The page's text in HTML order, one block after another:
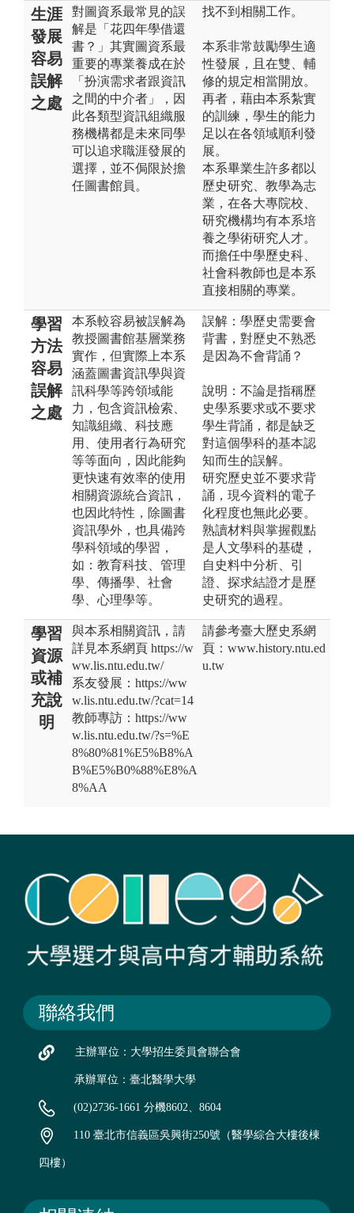
生涯
發展
容易
誤解
之處
對圖資系最常見的誤
解是「花四年學借還
書？」其實圖資系最
重要的專業養成在於
「扮演需求者跟資訊
之間的中介者」，因
此各類型資訊組織服
務機構都是未來同學
可以追求職涯發展的
選擇，並不侷限於擔
任圖書館員。
找不到相關工作。
本系非常鼓勵學生適
性發展，且在雙、輔
修的規定相當開放。
再者，藉由本系紮實
的訓練，學生的能力
足以在各領域順利發
展。
本系畢業生許多都以
歷史研究、教學為志
業，在各大專院校、
研究機構均有本系培
養之學術研究人才。
而擔任中學歷史科、
社會科教師也是本系
直接相關的專業。
學習
方法
容易
誤解
之處
本系較容易被誤解為
教授圖書館基層業務
實作，但實際上本系
涵蓋圖書資訊學與資
訊科學等跨領域能
力，包含資訊檢索、
知識組織、科技應
用、使用者行為研究
等等面向，因此能夠
更快速有效率的使用
相關資源統合資訊，
也因此特性，除圖書
資訊學外，也具備跨
學科領域的學習，
如：教育科技、管理
學、傳播學、社會
學、心理學等。
誤解：學歷史需要會
背書，對歷史不熟悉
是因為不會背誦？
說明：不論是指稱歷
史學系要求或不要求
學生背誦，都是缺乏
對這個學科的基本認
知而生的誤解。
研究歷史並不要求背
誦，現今資料的電子
化程度也無此必要。
熟讀材料與掌握觀點
是人文學科的基礎，
自史料中分析、引
證、探求結證才是歷
史研究的過程。
學習
資源
或補
充說
明
與本系相關資訊，請
詳見本系網頁 https://w
ww.lis.ntu.edu.tw/
系友發展：https://ww
w.lis.ntu.edu.tw/?cat=14
教師專訪：https://ww
w.lis.ntu.edu.tw/?s=%E
8%80%81%E5%B8%A
B%E5%B0%88%E8%A
8%AA
請參考臺大歷史系網
頁：www.history.ntu.ed
u.tw
聯絡我們
主辦單位：大學招生委員會聯合會
承辦單位：臺北醫學大學
(02)2736-1661 分機8602、8604
110 臺北市信義區吳興街250號（醫學綜合大樓後棟
四樓）